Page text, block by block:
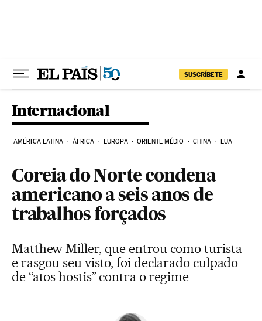
SUSCRÍBETE
Internacional
AMÉRICA LATINA ÁFRICA EUROPA ORIENTE MÉDIO CHINA EUA
Coreia do Norte condena
americano a seis anos de
trabalhos forçados
Matthew Miller, que entrou como turista
e rasgou seu visto, foi declarado culpado
de “atos hostis” contra o regime